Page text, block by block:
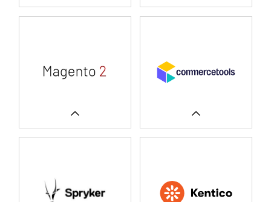
WIĘCEJ
WIĘCEJ WIĘCEJ